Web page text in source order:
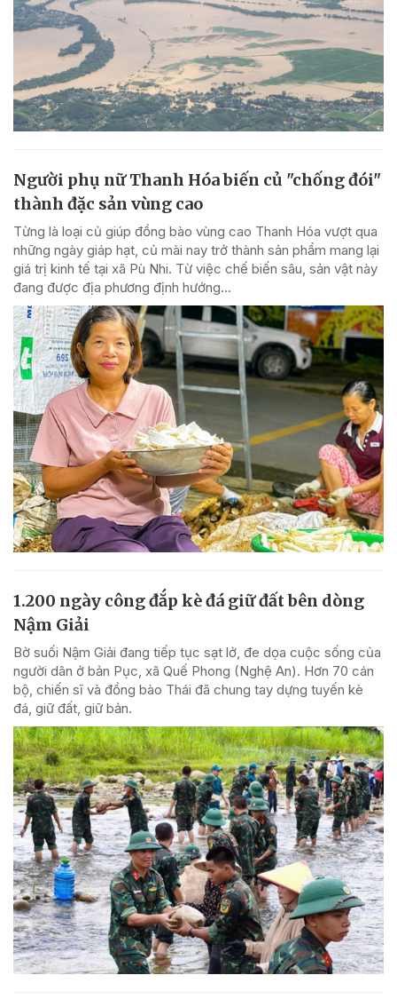
Người phụ nữ Thanh Hóa biến củ "chống đói"
thành đặc sản vùng cao
Từng là loại củ giúp đồng bào vùng cao Thanh Hóa vượt qua
những ngày giáp hạt, củ mài nay trở thành sản phẩm mang lại
giá trị kinh tế tại xã Pù Nhi. Từ việc chế biến sâu, sản vật này
đang được địa phương định hướng...
1.200 ngày công đắp kè đá giữ đất bên dòng
Nậm Giải
Bờ suối Nậm Giải đang tiếp tục sạt lở, đe dọa cuộc sống của
người dân ở bản Pục, xã Quế Phong (Nghệ An). Hơn 70 cán
bộ, chiến sĩ và đồng bào Thái đã chung tay dựng tuyến kè
đá, giữ đất, giữ bản.